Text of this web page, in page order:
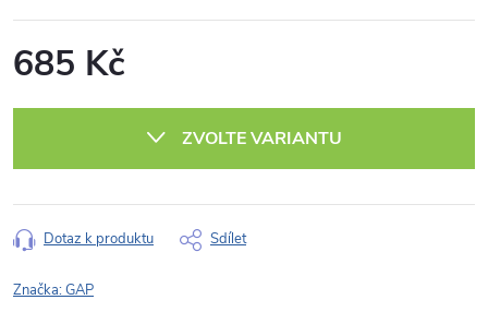
685 Kč
ZVOLTE VARIANTU
Dotaz k produktu Sdílet
Značka:GAP